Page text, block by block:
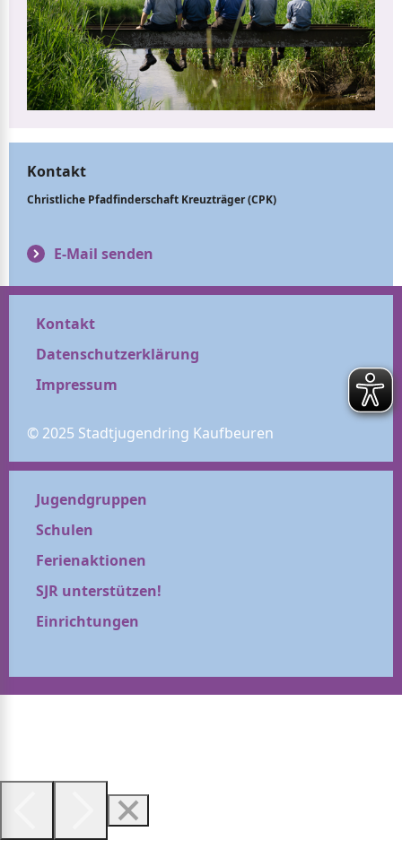
Kontakt
Christliche Pfadfinderschaft Kreuzträger (CPK)
E-Mail senden
Kontakt
Datenschutzerklärung
Impressum
© 2025 Stadtjugendring Kaufbeuren
Jugendgruppen
Schulen
Ferienaktionen
SJR unterstützen!
Einrichtungen